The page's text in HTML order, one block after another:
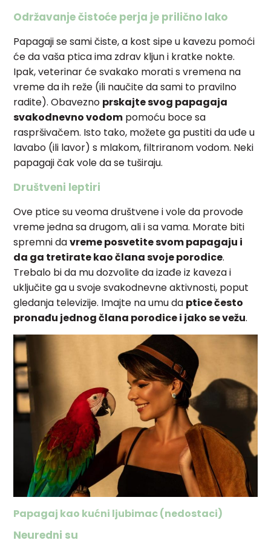
Održavanje čistoće perja je prilično lako
Papagaji se sami čiste, a kost sipe u kavezu pomoći
će da vaša ptica ima zdrav kljun i kratke nokte.
Ipak, veterinar će svakako morati s vremena na
vreme da ih reže (ili naučite da sami to pravilno
radite). Obavezno prskajte svog papagaja
svakodnevno vodom pomoću boce sa
raspršivačem. Isto tako, možete ga pustiti da uđe u
lavabo (ili lavor) s mlakom, filtriranom vodom. Neki
papagaji čak vole da se tuširaju.
Društveni leptiri
Ove ptice su veoma društvene i vole da provode
vreme jedna sa drugom, ali i sa vama. Morate biti
spremni davreme posvetite svom papagaju i
da ga tretirate kao člana svoje porodice.
Trebalo bi da mu dozvolite da izađe iz kaveza i
uključite ga u svoje svakodnevne aktivnosti, poput
gledanja televizije. Imajte na umu da ptice često
pronađu jednog člana porodice i jako se vežu.
Papagaj kao kućni ljubimac (nedostaci)
Neuredni su